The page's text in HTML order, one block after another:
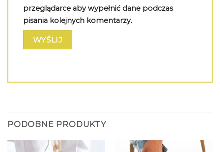
przeglądarce aby wypełnić dane podczas
pisania kolejnych komentarzy.
PODOBNE PRODUKTY